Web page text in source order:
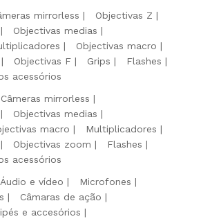
mirrorless
Objectivas Z
Objectivas medias
Objectivas macro
Objectivas F Grips
Flashes
acessórios
Câmeras mirrorless
Objectivas medias
macro
Multiplicadores
Objectivas zoom
Flashes
acessórios
Áudio e vídeo
Microfones
Câmaras de ação
e accesórios